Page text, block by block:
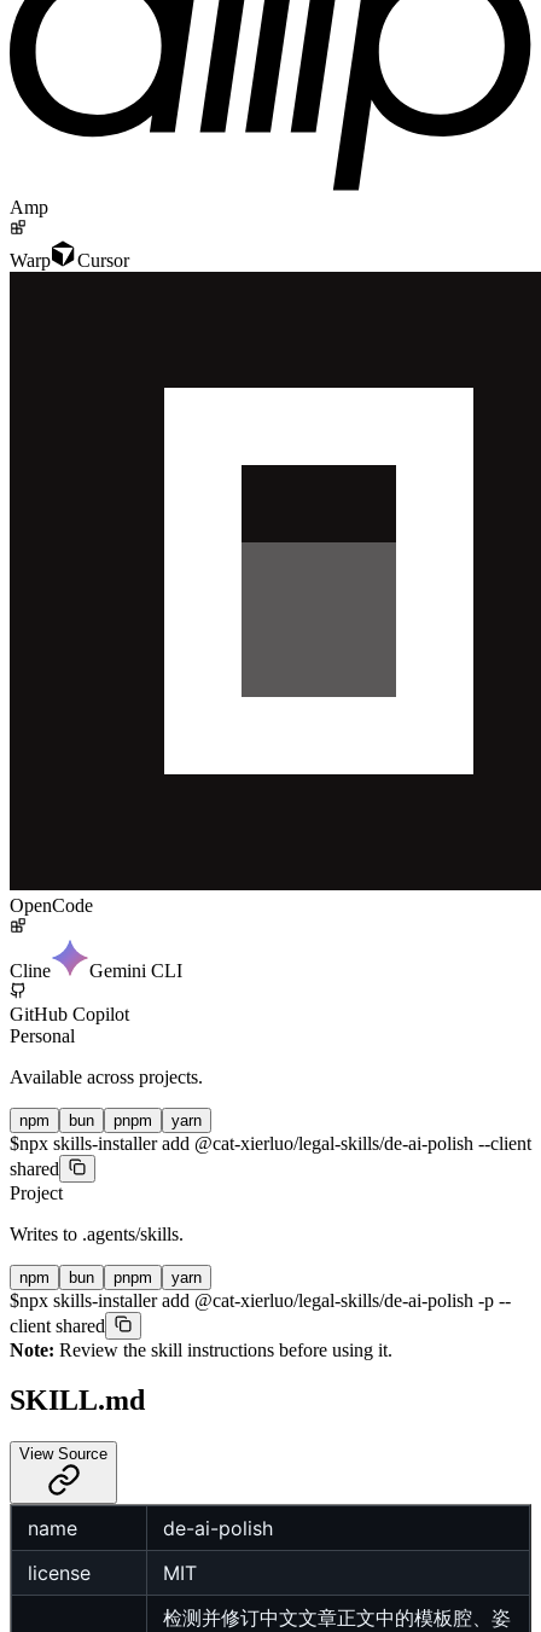
Amp
Warp Cursor
OpenCode
Cline Gemini CLI
GitHub Copilot
Personal
Available across projects.
npm bun pnpm yarn
$npx skills-installer add @cat-xierluo/legal-skills/de-ai-polish --client
shared
Project
Writes to .agents/skills.
npm bun pnpm yarn
$npx skills-installer add @cat-xierluo/legal-skills/de-ai-polish -p --
client shared
Note: Review the skill instructions before using it.
SKILL.md
View Source
name
de-ai-polish
license
MIT
检测并修订中文文章正文中的模板腔、姿